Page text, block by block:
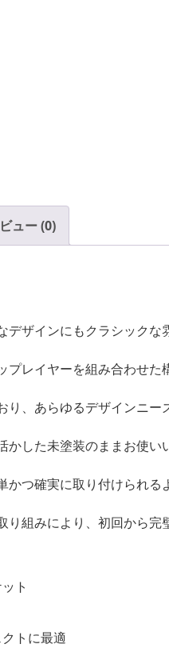
ュー (0)
ザインにもクラシックな
レイヤーを組み合わせた
、あらゆるデザインニー
した未塗装のままお使い
つ確実に取り付けられる
組みにより、初回から完
ト
トに最適